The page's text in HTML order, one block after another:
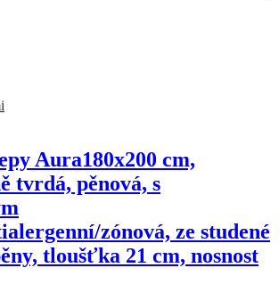
Aura180x200 cm,
tvrdá, pěnová, s
zónová, ze studené
tloušťka 21 cm, nosnost